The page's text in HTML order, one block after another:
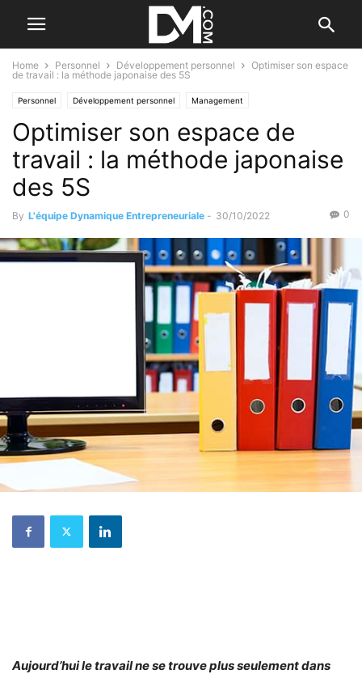
Home Personnel Développement personnel
Optimiser son espace
de travail : la méthode japonaise des 5S
Personnel Développement personnel Management
Optimiser son espace de
travail : la méthode japonaise
des 5S
By L'équipe Dynamique Entrepreneuriale - 30/10/2022 0
Aujourd’hui le travail ne se trouve plus seulement dans